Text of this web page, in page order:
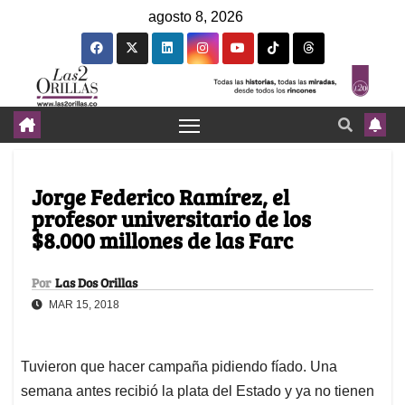
agosto 8, 2026
Jorge Federico Ramírez, el
profesor universitario de los
$8.000 millones de las Farc
Por Las Dos Orillas
MAR 15, 2018
Tuvieron que hacer campaña pidiendo fíado. Una
semana antes recibió la plata del Estado y ya no tienen